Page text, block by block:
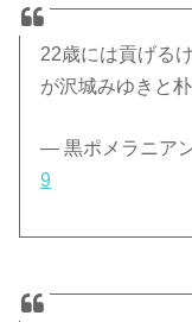
22歳には貢げ
が沢城みゆき
— 黒ポメラニア
9